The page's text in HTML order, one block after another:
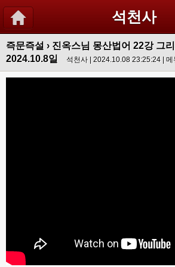
석천사
즉문즉설 › 진옥스님 몽산법어 22강 그
2024.10.8일
석천사 | 2024.10.08 23:25:24 | 메